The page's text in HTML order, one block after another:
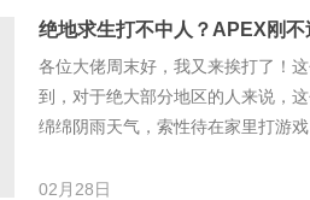
绝地求生打不中人？APEX刚不
各位大佬周末好，我又来挨打了！
到，对于绝大部分地区的人来说，
绵绵阴雨天气，索性待在家里打游
02月28日